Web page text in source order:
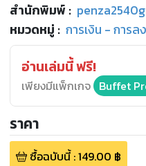
สำนักพิมพ์ :
หมวดหมู่ : การเงิน - การล
อ่านเล่มนี้ ฟรี!
เพียงมีแพ็กเกจ Buffet
ราคา
ซื้อฉบับนี้:149.00 ฿